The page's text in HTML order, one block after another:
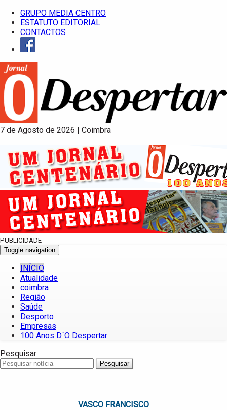
GRUPO MEDIA CENTRO
ESTATUTO EDITORIAL
CONTACTOS
7 de Agosto de 2026 | Coimbra
PUBLICIDADE
Toggle navigation
INÍCIO
Atualidade
coimbra
Região
Saúde
Desporto
Empresas
100 Anos D´O Despertar
Pesquisar
Pesquisar
VASCO FRANCISCO